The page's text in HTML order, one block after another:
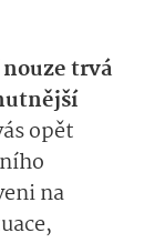
trvá
opět
na